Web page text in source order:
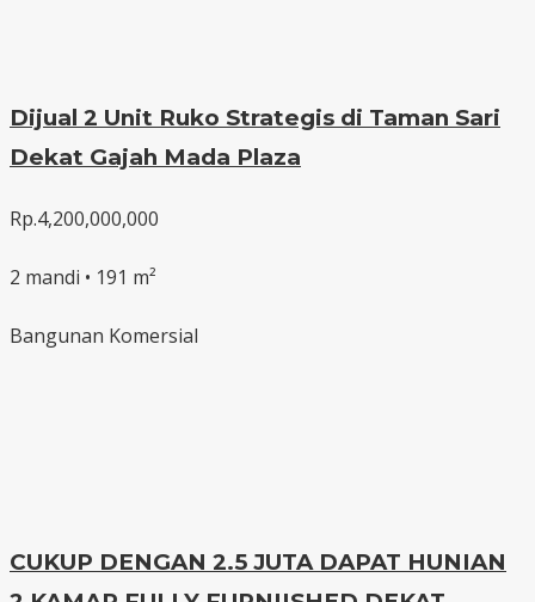
Dijual 2 Unit Ruko Strategis di Taman Sari
Dekat Gajah Mada Plaza
Rp.4,200,000,000
2 mandi • 191 m²
Bangunan Komersial
CUKUP DENGAN 2.5 JUTA DAPAT HUNIAN